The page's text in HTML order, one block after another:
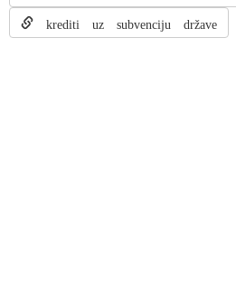
krediti uz subvenciju države